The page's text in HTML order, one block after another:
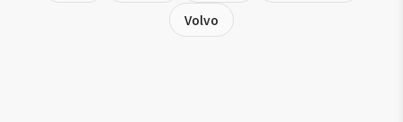
Volvo